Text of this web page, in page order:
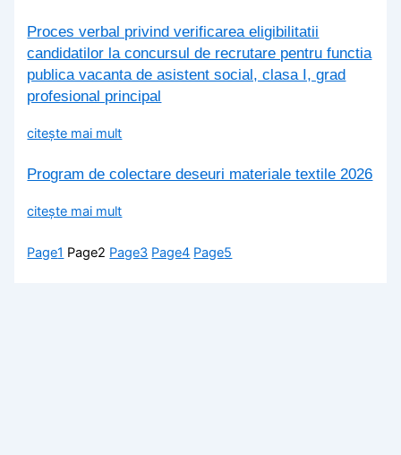
Proces verbal privind verificarea eligibilitatii
candidatilor la concursul de recrutare pentru functia
publica vacanta de asistent social, clasa I, grad
profesional principal
citește mai mult
Program de colectare deseuri materiale textile 2026
citește mai mult
Page1 Page2 Page3 Page4 Page5